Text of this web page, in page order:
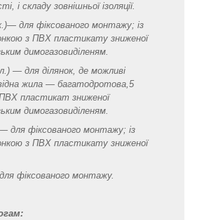
і складу зовнішньої ізоляції.
для фіксованого монтажу; із
з ПВХ пластикату зниженої
димогазовиділеням.
— для ділянок, де можливі
жила — багатодротова,5
пластикат зниженої
димогазовиділеням.
фіксованого монтажу; із
з ПВХ пластикату зниженої
фіксованого монтажу.